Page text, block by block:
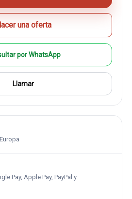
una oferta
por WhatsApp
Llamar
Pay, Apple Pay, PayPal y